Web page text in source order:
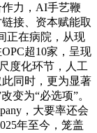
力，AI手艺鞭
接、资本赋能取
正在病院，从现
超10家，呈现
度化环节，人工
同时，更为显著
变为“必选项”。
，大要率还会
年至今，笼盖